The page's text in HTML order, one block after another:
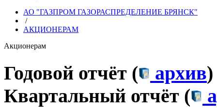
АО "ГАЗПРОМ ГАЗОРАСПРЕДЕЛЕНИЕ БРЯНСК"
/
АКЦИОНЕРАМ
Акционерам
Годовой отчёт ( архив)
Квартальный отчёт (